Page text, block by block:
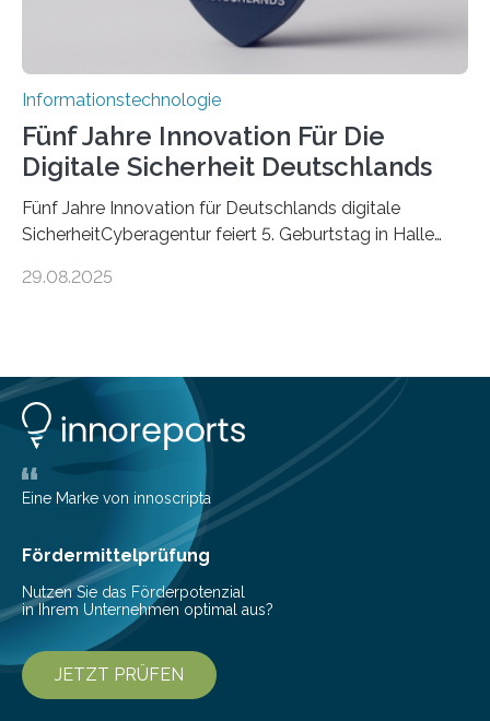
Informationstechnologie
Fünf Jahre Innovation Für Die
Digitale Sicherheit Deutschlands
Fünf Jahre Innovation für Deutschlands digitale
SicherheitCyberagentur feiert 5. Geburtstag in Halle
ErfolgeDie Agentur für Innovation in der
Forschungsarbeit, politischen Grußworten und der
feierlichen Preisverleihung des Ideenwettbewerbs
HAL2025 wurde das Jubiläum zu einem Zeichen für
Deutschlands digitale Souveränität von übermorgen.
Mit einer festlichen Veranstaltung beging die
Cyberagentur ihren 5. Geburtstag. Zahlreiche Gäste…
29.08.2025
Eine Marke von innoscripta
Fördermittelprüfung
Nutzen Sie das Förderpotenzial
in Ihrem Unternehmen optimal aus?
JETZT PRÜFEN